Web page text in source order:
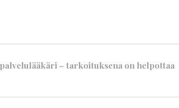
– tarkoituksena on helpottaa